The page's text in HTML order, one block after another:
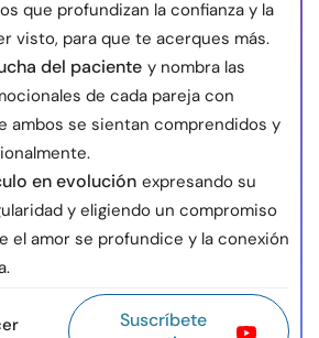
que profundizan la confianza y la
visto, para que te acerques más.
del paciente y nombra las
de cada pareja con
ambos se sientan comprendidos y
en evolución expresando su
y eligiendo un compromiso
el amor se profundice y la conexión
Suscríbete